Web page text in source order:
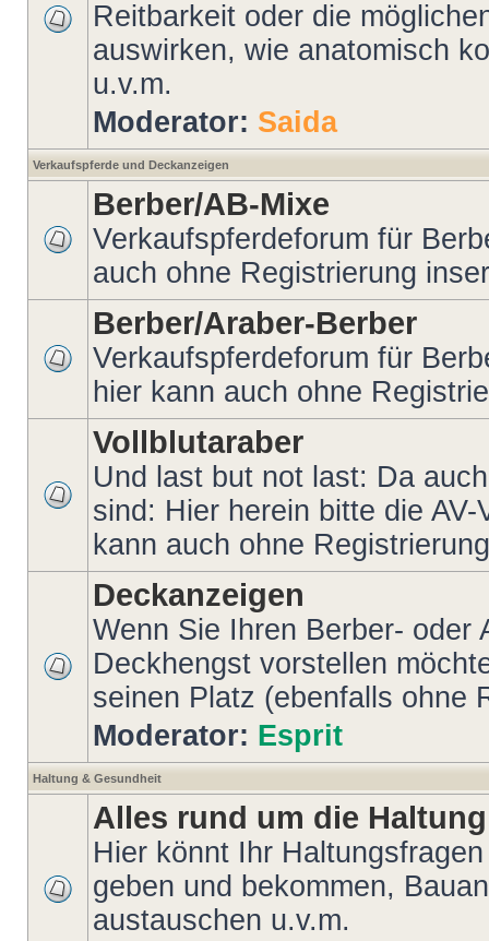
Reitbarkeit oder die
auswirken, wie anatomisch
u.v.m.
Moderator: Saida
Verkaufspferde und Deckanzeigen
Berber/AB-Mixe
Verkaufspferdeforum für
auch ohne Registrierung
Berber/Araber-Berber
Verkaufspferdeforum für
hier kann auch ohne
Vollblutaraber
Und last but not last: Da
sind: Hier herein bitte die
kann auch ohne
Deckanzeigen
Wenn Sie Ihren Berber- oder
Deckhengst vorstellen
seinen Platz (ebenfalls ohne
Moderator: Esprit
Haltung & Gesundheit
Alles rund um die
Hier könnt Ihr
geben und bekommen,
austauschen u.v.m.